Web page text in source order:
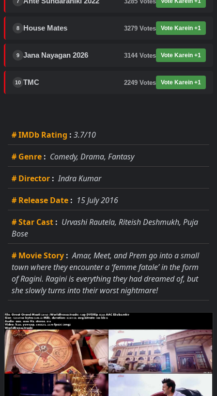
8 House Mates 3279 Votes Vote Karein +1
9 Jana Nayagan 2026 3144 Votes Vote Karein +1
10 TMC 2249 Votes Vote Karein +1
# IMDb Rating : 3.7/10
# Genre : Comedy, Drama, Fantasy
# Director : Indra Kumar
# Release Date : 15 July 2016
# Star Cast : Urvashi Rautela, Riteish Deshmukh, Puja
Bose
# Movie Story : Amar, Meet, and Prem go into a small
town where they encounter a ‘femme fatale’ in the form
of Ragini. Ragini is everything they had dreamed of, but
she slowly turns into their worst nightmare!